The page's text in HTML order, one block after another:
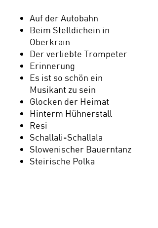
Auf der Autobahn
Beim Stelldichein in
Oberkrain
Der verliebte Trompeter
Erinnerung
Es ist so schön ein
Musikant zu sein
Glocken der Heimat
Hinterm Hühnerstall
Resi
Schallali-Schallala
Slowenischer Bauerntanz
Steirische Polka